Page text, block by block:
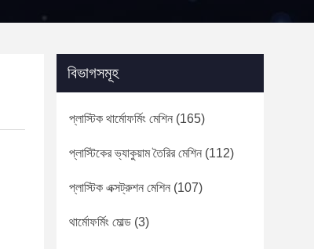
বিভাগসমূহ
প্লাস্টিক থার্মোফর্মিং মেশিন (165)
প্লাস্টিকের ভ্যাকুয়াম তৈরির মেশিন (112)
প্লাস্টিক এক্সট্রুশন মেশিন (107)
থার্মোফর্মিং মোল্ড (3)